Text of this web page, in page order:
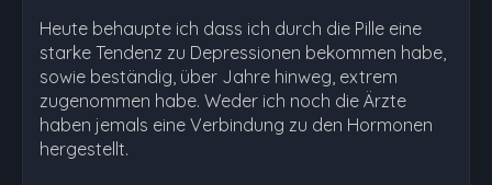
Heute behaupte ich dass ich durch die Pille eine
starke Tendenz zu Depressionen bekommen habe,
sowie beständig, über Jahre hinweg, extrem
zugenommen habe. Weder ich noch die Ärzte
haben jemals eine Verbindung zu den Hormonen
hergestellt.